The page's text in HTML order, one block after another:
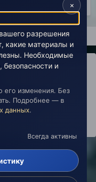
эту страницу.
Магия двойник
cookies
×
разрешения
какие материалы и
Необходимые
безопасности и
его изменения. Без
Подробнее — в
данных.
Всегда активны